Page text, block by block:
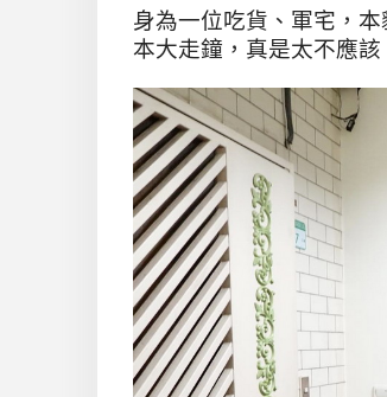
身為一位吃貨、軍宅，
本大走鐘，真是太不應該